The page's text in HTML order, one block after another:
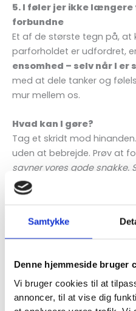
Samtykke
Denne hjemmeside bruger
Vi bruger cookies til at
annoncer, til at vise dig
5. I føler jer ikke
forbundne
Et af de største tegn på, at
parforholdet er udfordret,
ensomhed – selv når I er
med at dele tanker og
mur mellem os.
Hvad kan I gøre?
Tag et skridt mod
uden at bebrejde. Prøv at
savner vores gode snakke.
bare snakke lidt sammen?”
Få hjælp til bedre
Hvis I kan genkende flere
Laila Balter Psykologisk
redskaber til at forbedre
hinanden bedre.